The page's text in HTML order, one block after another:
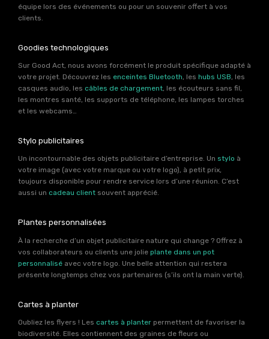
équipe lors des événements ou pour un souvenir offert à vos
clients.
Goodies technologiques
Sur Good Act, nous avons forcément le produit spécifique adapté à
votre projet. Découvrez les enceintes Bluetooth, les hubs USB, les
casques audio, les câbles de chargement, les écouteurs sans fil,
les montres santé, les supports de téléphone, les lampes torches
et les webcams…
Stylo publicitaires
Un incontournable des objets publicitaire d’entreprise. Un stylo à
votre image (avec votre marque ou votre logo), à petit prix,
toujours disponible pour rendre service lors d’une réunion. C’est
aussi un cadeau client souvent apprécié.
Plantes personnalisées
À la recherche d’un objet publicitaire nature qui change ? Offrez à
vos collaborateurs ou clients une jolie plante dans un pot
personnalisé avec votre logo. Une belle attention qui restera
présente longtemps chez vos partenaires (s’ils ont la main verte).
Cartes à planter
Oubliez les flyers ! Les cartes à planter permettent de favoriser la
biodiversité. Elles contiennent des graines de fleurs ou